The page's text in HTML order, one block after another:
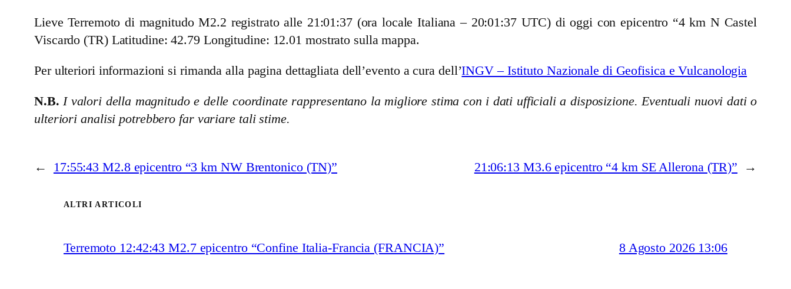
Lieve Terremoto di magnitudo M2.2 registrato alle 21:01:37 (ora locale Italiana – 20:01:37 UTC) di oggi con epicentro “4 km N Castel
Viscardo (TR)Latitudine: 42.79 Longitudine: 12.01 mostrato sulla mappa.
Per ulteriori informazioni si rimanda alla pagina dettagliata dell’evento a cura dell’INGV – Istituto Nazionale di Geofisica e Vulcanologia
N.B. I valori della magnitudo e delle coordinate rappresentano la migliore stima con i dati ufficiali a disposizione. Eventuali nuovi dati o
ulteriori analisi potrebbero far variare tali stime.
← 17:55:43 M2.8 epicentro “3 km NW Brentonico (TN)” 21:06:13 M3.6 epicentro “4 km SE Allerona (TR)” →
ALTRI ARTICOLI
Terremoto 12:42:43 M2.7 epicentro “Confine Italia-Francia (FRANCIA)” 8 Agosto 2026 13:06